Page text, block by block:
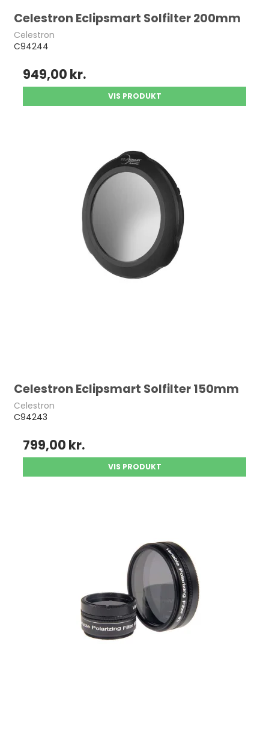
Celestron Eclipsmart Solfilter 200mm
Celestron
C94244
949,00 kr.
VIS PRODUKT
Celestron Eclipsmart Solfilter 150mm
Celestron
C94243
799,00 kr.
VIS PRODUKT